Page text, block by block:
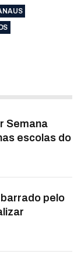
Semana
escolas do
pelo